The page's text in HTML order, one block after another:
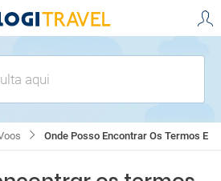
aqui
Onde Posso Encontrar Os Termos E Condições Gerais Das